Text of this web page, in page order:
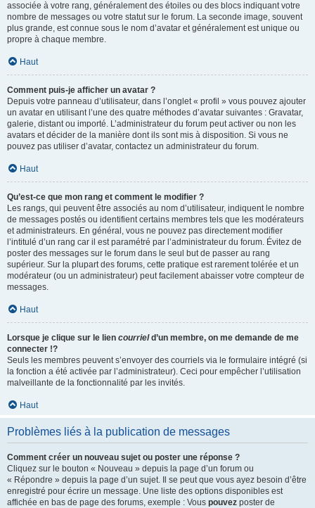
associée à votre rang, généralement des étoiles ou des blocs indiquant votre
nombre de messages ou votre statut sur le forum. La seconde image, souvent
plus grande, est connue sous le nom d’avatar et généralement est unique ou
propre à chaque membre.
Haut
Comment puis-je afficher un avatar ?
Depuis votre panneau d’utilisateur, dans l’onglet « profil » vous pouvez ajouter
un avatar en utilisant l’une des quatre méthodes d’avatar suivantes : Gravatar,
galerie, distant ou importé. L’administrateur du forum peut activer ou non les
avatars et décider de la manière dont ils sont mis à disposition. Si vous ne
pouvez pas utiliser d’avatar, contactez un administrateur du forum.
Haut
Qu’est-ce que mon rang et comment le modifier ?
Les rangs, qui peuvent être associés au nom d’utilisateur, indiquent le nombre
de messages postés ou identifient certains membres tels que les modérateurs
et administrateurs. En général, vous ne pouvez pas directement modifier
l’intitulé d’un rang car il est paramétré par l’administrateur du forum. Évitez de
poster des messages sur le forum dans le seul but de passer au rang
supérieur. Sur la plupart des forums, cette pratique est rarement tolérée et un
modérateur (ou un administrateur) peut facilement abaisser votre compteur de
messages.
Haut
Lorsque je clique sur le lien courrield’un membre, on me demande de me
connecter !?
Seuls les membres peuvent s’envoyer des courriels via le formulaire intégré (si
la fonction a été activée par l’administrateur). Ceci pour empêcher l’utilisation
malveillante de la fonctionnalité par les invités.
Haut
Problèmes liés à la publication de messages
Comment créer un nouveau sujet ou poster une réponse ?
Cliquez sur le bouton « Nouveau » depuis la page d’un forum ou
« Répondre » depuis la page d’un sujet. Il se peut que vous ayez besoin d’être
enregistré pour écrire un message. Une liste des options disponibles est
affichée en bas de page des forums, exemple : Vous pouvez poster de